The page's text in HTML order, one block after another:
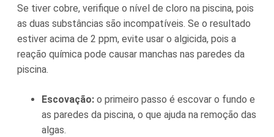
Se tiver cobre, verifique o nível de cloro na piscina, pois
as duas substâncias são incompatíveis. Se o resultado
estiver acima de 2 ppm, evite usar o algicida, pois a
reação química pode causar manchas nas paredes da
piscina.
Escovação: o primeiro passo é escovar o fundo e
as paredes da piscina, o que ajuda na remoção das
algas.